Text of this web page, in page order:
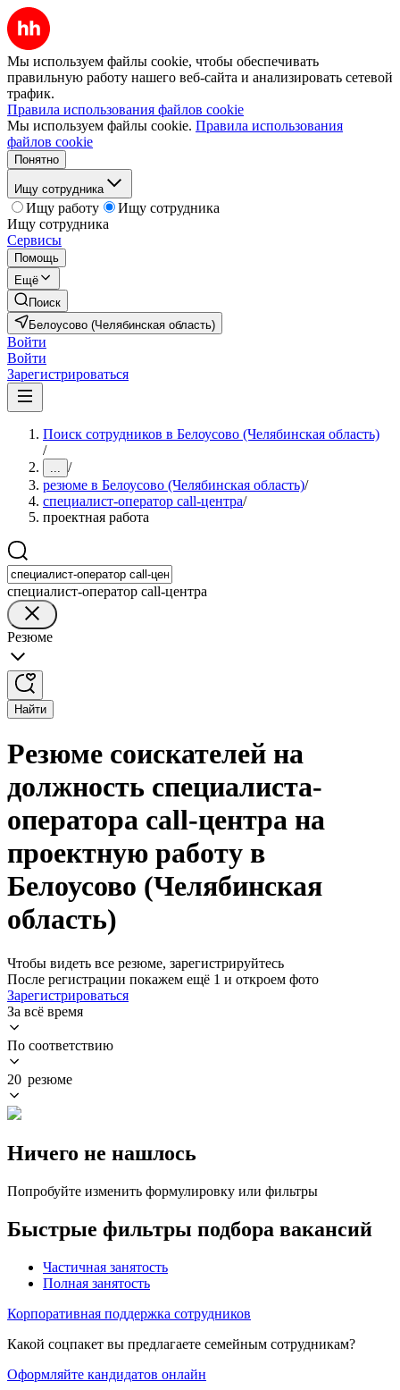
Мы используем файлы cookie, чтобы обеспечивать
правильную работу нашего веб-сайта и анализировать сетевой
трафик.
Правила использования файлов cookie
Мы используем файлы cookie. Правила использования
файлов cookie
Понятно
Ищу сотрудника
Ищу работу
Ищу сотрудника
Ищу сотрудника
Сервисы
Помощь
Ещё
Поиск
Белоусово (Челябинская область)
Войти
Войти
Зарегистрироваться
Поиск сотрудников в Белоусово (Челябинская область)
/
... /
резюме в Белоусово (Челябинская область)/
специалист-оператор call-центра/
проектная работа
специалист-оператор call-центра
Резюме
Найти
Резюме соискателей на
должность специалиста-
оператора call-центра на
проектную работу в
Белоусово (Челябинская
область)
Чтобы видеть все резюме, зарегистрируйтесь
После регистрации покажем ещё 1 и откроем фото
Зарегистрироваться
За всё время
По соответствию
20 резюме
Ничего не нашлось
Попробуйте изменить формулировку или фильтры
Быстрые фильтры подбора вакансий
Частичная занятость
Полная занятость
Корпоративная поддержка сотрудников
Какой соцпакет вы предлагаете семейным сотрудникам?
Оформляйте кандидатов онлайн